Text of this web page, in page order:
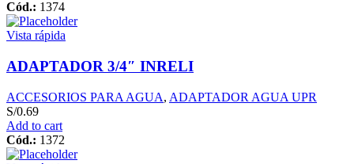
Cód.: 1374
Vista rápida
ADAPTADOR 3/4″ INRELI
ACCESORIOS PARA AGUA, ADAPTADOR AGUA UPR
S/0.69
Add to cart
Cód.: 1372